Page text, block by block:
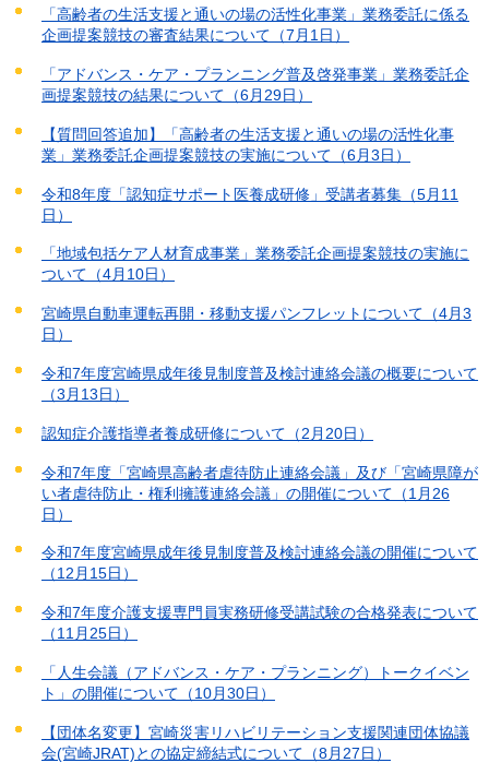
「高齢者の生活支援と通いの場の活性化事業」業務委託に係る
企画提案競技の審査結果について（7月1日）
「アドバンス・ケア・プランニング普及啓発事業」業務委託企
画提案競技の結果について（6月29日）
【質問回答追加】「高齢者の生活支援と通いの場の活性化事
業」業務委託企画提案競技の実施について（6月3日）
令和8年度「認知症サポート医養成研修」受講者募集（5月11
日）
「地域包括ケア人材育成事業」業務委託企画提案競技の実施に
ついて（4月10日）
宮崎県自動車運転再開・移動支援パンフレットについて（4月3
日）
令和7年度宮崎県成年後見制度普及検討連絡会議の概要について
（3月13日）
認知症介護指導者養成研修について（2月20日）
令和7年度「宮崎県高齢者虐待防止連絡会議」及び「宮崎県障が
い者虐待防止・権利擁護連絡会議」の開催について（1月26
日）
令和7年度宮崎県成年後見制度普及検討連絡会議の開催について
（12月15日）
令和7年度介護支援専門員実務研修受講試験の合格発表について
（11月25日）
「人生会議（アドバンス・ケア・プランニング）トークイベン
ト」の開催について（10月30日）
【団体名変更】宮崎災害リハビリテーション支援関連団体協議
会(宮崎JRAT)との協定締結式について（8月27日）